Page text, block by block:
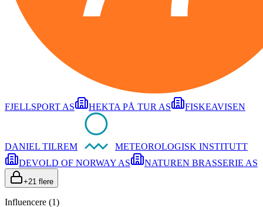
FJELLSPORT AS HEKTA PÅ TUR AS FISKEAVISEN
DANIEL TILREM
METEOROLOGISK INSTITUTT
DEVOLD OF NORWAY AS
NATUREN BRASSERIE AS
+21 flere
Influencere (1)